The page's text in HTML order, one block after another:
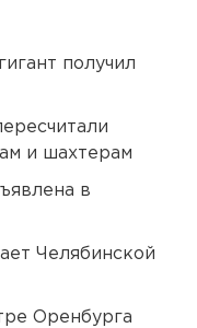
получил
и шахтерам
в
Челябинской
Оренбурга